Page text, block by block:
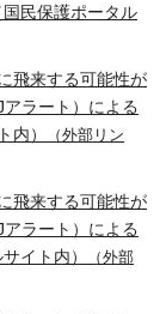
民保護ポータル
飛来する可能性が
ラート）による
内）
（外部リン
飛来する可能性が
ラート）による
イト内）
（外部